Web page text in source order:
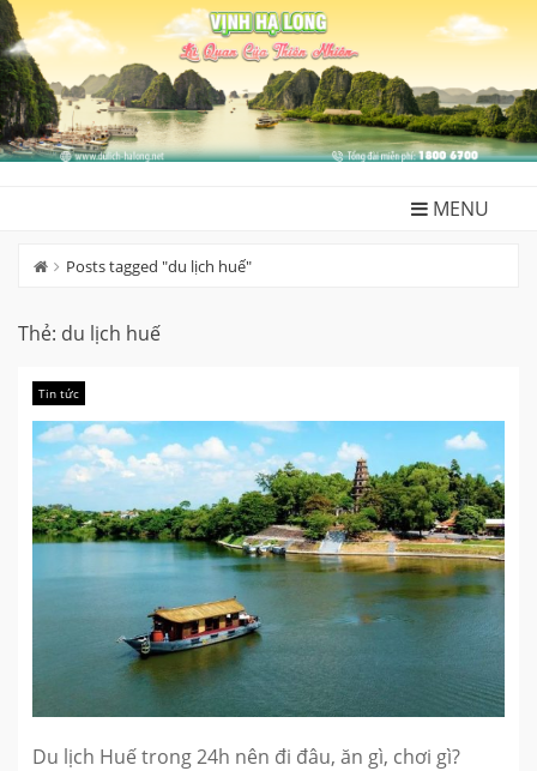
Skip
to
content
MENU
Posts tagged "du lịch huế"
Thẻ: du lịch huế
Tin tức
Du lịch Huế trong 24h nên đi đâu, ăn gì, chơi gì?